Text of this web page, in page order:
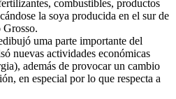
combustibles, productos
la soya producida en el sur de
uma parte importante del
nuevas actividades económicas
además de provocar un cambio
en especial por lo que respecta a